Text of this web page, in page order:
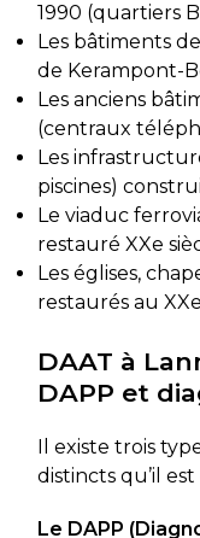
1990 (quartiers
Les bâtiments
de Kerampont-
Les anciens
(centraux
Les
piscines)
Le viaduc
restauré XXe
Les églises,
restaurés au
DAAT à
DAPP et
Il existe trois
distincts qu’il
Le DAPP